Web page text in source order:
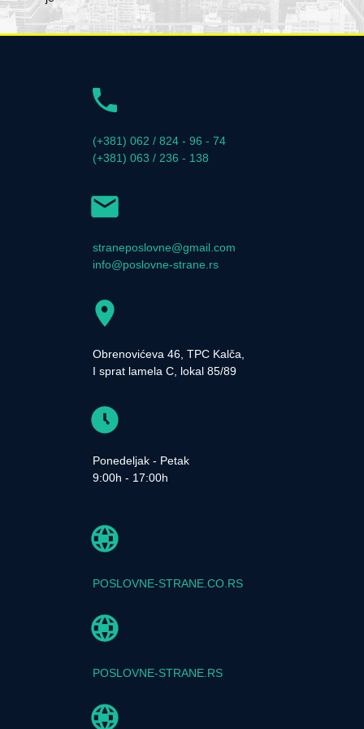
(+381) 062 / 824 - 96 - 74
(+381) 063 / 236 - 138
straneposlovne@gmail.com
info@poslovne-strane.rs
Obrenovićeva 46, TPC Kalča,
I sprat lamela C, lokal 85/89
Ponedeljak - Petak
9:00h - 17:00h
POSLOVNE-STRANE.CO.RS
POSLOVNE-STRANE.RS